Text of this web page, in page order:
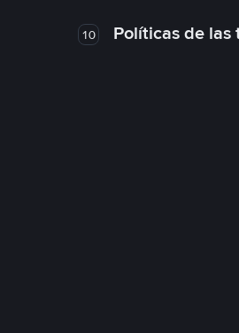
10 Políticas de las